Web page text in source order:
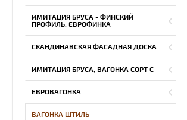
ИМИТАЦИЯ БРУСА - ФИНСКИЙ
ПРОФИЛЬ. ЕВРОФИНКА
СКАНДИНАВСКАЯ ФАСАДНАЯ ДОСКА
ИМИТАЦИЯ БРУСА, ВАГОНКА СОРТ С
ЕВРОВАГОНКА
ВАГОНКА ШТИЛЬ